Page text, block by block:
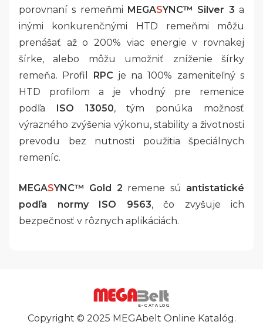
porovnaní s remeňmi MEGASYNC™ Silver 3 a
inými konkurenčnými HTD remeňmi môžu
prenášať až o 200% viac energie v rovnakej
šírke, alebo môžu umožniť zníženie šírky
remeňa. Profil
RPC je na 100% zameniteľný s
HTD profilom a je vhodný pre remenice
podľa
ISO 13050, tým ponúka možnosť
výrazného zvýšenia výkonu, stability a životnosti
prevodu bez nutnosti použitia špeciálnych
remeníc.
MEGASYNC™ Gold 2 remene sú antistatické
podľa normy ISO 9563, čo zvyšuje ich
bezpečnosť v rôznych aplikáciách.
E-CATALOG
Copyright © 2025 MEGAbelt Online Katalóg.